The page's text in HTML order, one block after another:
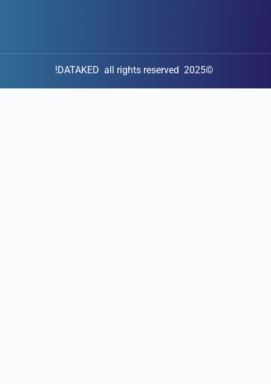
©2025 DATAKED all rights reserved!